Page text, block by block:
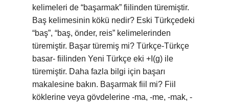
kelimeleri de “başarmak” fiilinden türemiştir.
Baş kelimesinin kökü nedir? Eski Türkçedeki
“baş”, “baş, önder, reis” kelimelerinden
türemiştir. Başar türemiş mi? Türkçe-Türkçe
basar- fiilinden Yeni Türkçe eki +I(g) ile
türemiştir. Daha fazla bilgi için başarı
makalesine bakın. Başarmak fiil mi? Fiil
köklerine veya gövdelerine -ma, -me, -mak, -